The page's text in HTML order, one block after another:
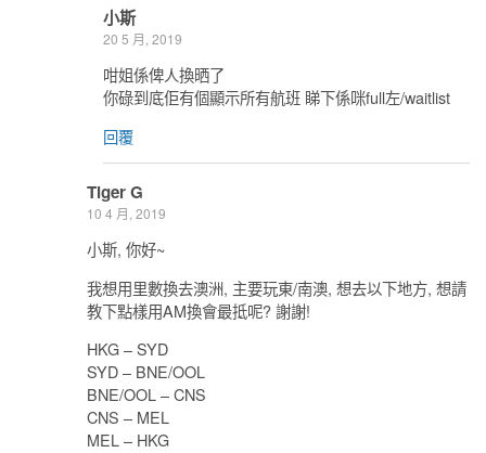
小斯
20 5 月, 2019
咁姐係俾人換晒了
你碌到底佢有個顯示所有航班 睇下係咪full左/waitlist
回覆
Tiger G
10 4 月, 2019
小斯, 你好~
我想用里數換去澳洲, 主要玩東/南澳, 想去以下地方, 想請
教下點樣用AM換會最抵呢? 謝謝!
HKG – SYD
SYD – BNE/OOL
BNE/OOL – CNS
CNS – MEL
MEL – HKG